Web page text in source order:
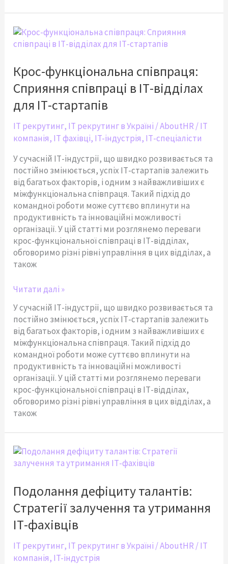
Крос-функціональна співпраця:
Сприяння співпраці в ІТ-відділах
для ІТ-стартапів
IT рекрутинг, IT рекрутинг в Україні /AboutHR /IT
компанія, IT фахівці, IT-індустрія, ІТ-спеціалісти
У сучасній ІТ-індустрії, що швидко розвивається та
постійно змінюється, успіх ІТ-стартапів залежить
від багатьох факторів, і одним з найважливіших є
міжфункціональна співпраця. Такий підхід до
командної роботи може суттєво вплинути на
продуктивність та інноваційні можливості
організації. У цій статті ми розглянемо переваги
крос-функціональної співпраці в ІТ-відділах,
обговоримо різні рівні управління в цих відділах, а
також
Крос-
функціональна
Сприяння
співпраці
в
ІТ-
відділах
для
ІТ-
Читати далі »
У сучасній ІТ-індустрії, що швидко розвивається та
постійно змінюється, успіх ІТ-стартапів залежить
від багатьох факторів, і одним з найважливіших є
міжфункціональна співпраця. Такий підхід до
командної роботи може суттєво вплинути на
продуктивність та інноваційні можливості
організації. У цій статті ми розглянемо переваги
крос-функціональної співпраці в ІТ-відділах,
обговоримо різні рівні управління в цих відділах, а
також
Подолання дефіциту талантів:
Cтратегії залучення та утримання
ІТ-фахівців
IT рекрутинг, IT рекрутинг в Україні /AboutHR /IT
компанія, IT-індустрія
Подолання
дефіциту
Cтратегії
залучення
та
утримання
ІТ-
фахівців